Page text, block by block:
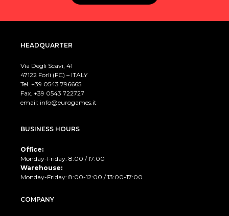
HEADQUARTER
Via Degli Scavi, 41
47122 Forlì (FC) – ITALY
Tel. +39 0543 796665
Fax. +39 0543 722727
email: info@eurogames.it
BUSINESS HOURS
Office:
Monday-Friday: 8:00 / 17:00
Warehouse:
Monday-Friday: 8:00-12:00 / 13:00-17:00
COMPANY